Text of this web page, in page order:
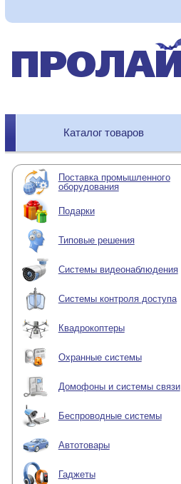
Каталог товаров
Поставка промышленного
оборудования
Подарки
Типовые решения
Системы видеонаблюдения
Системы контроля доступа
Квадрокоптеры
Охранные системы
Домофоны и системы связи
Беспроводные системы
Автотовары
Гаджеты